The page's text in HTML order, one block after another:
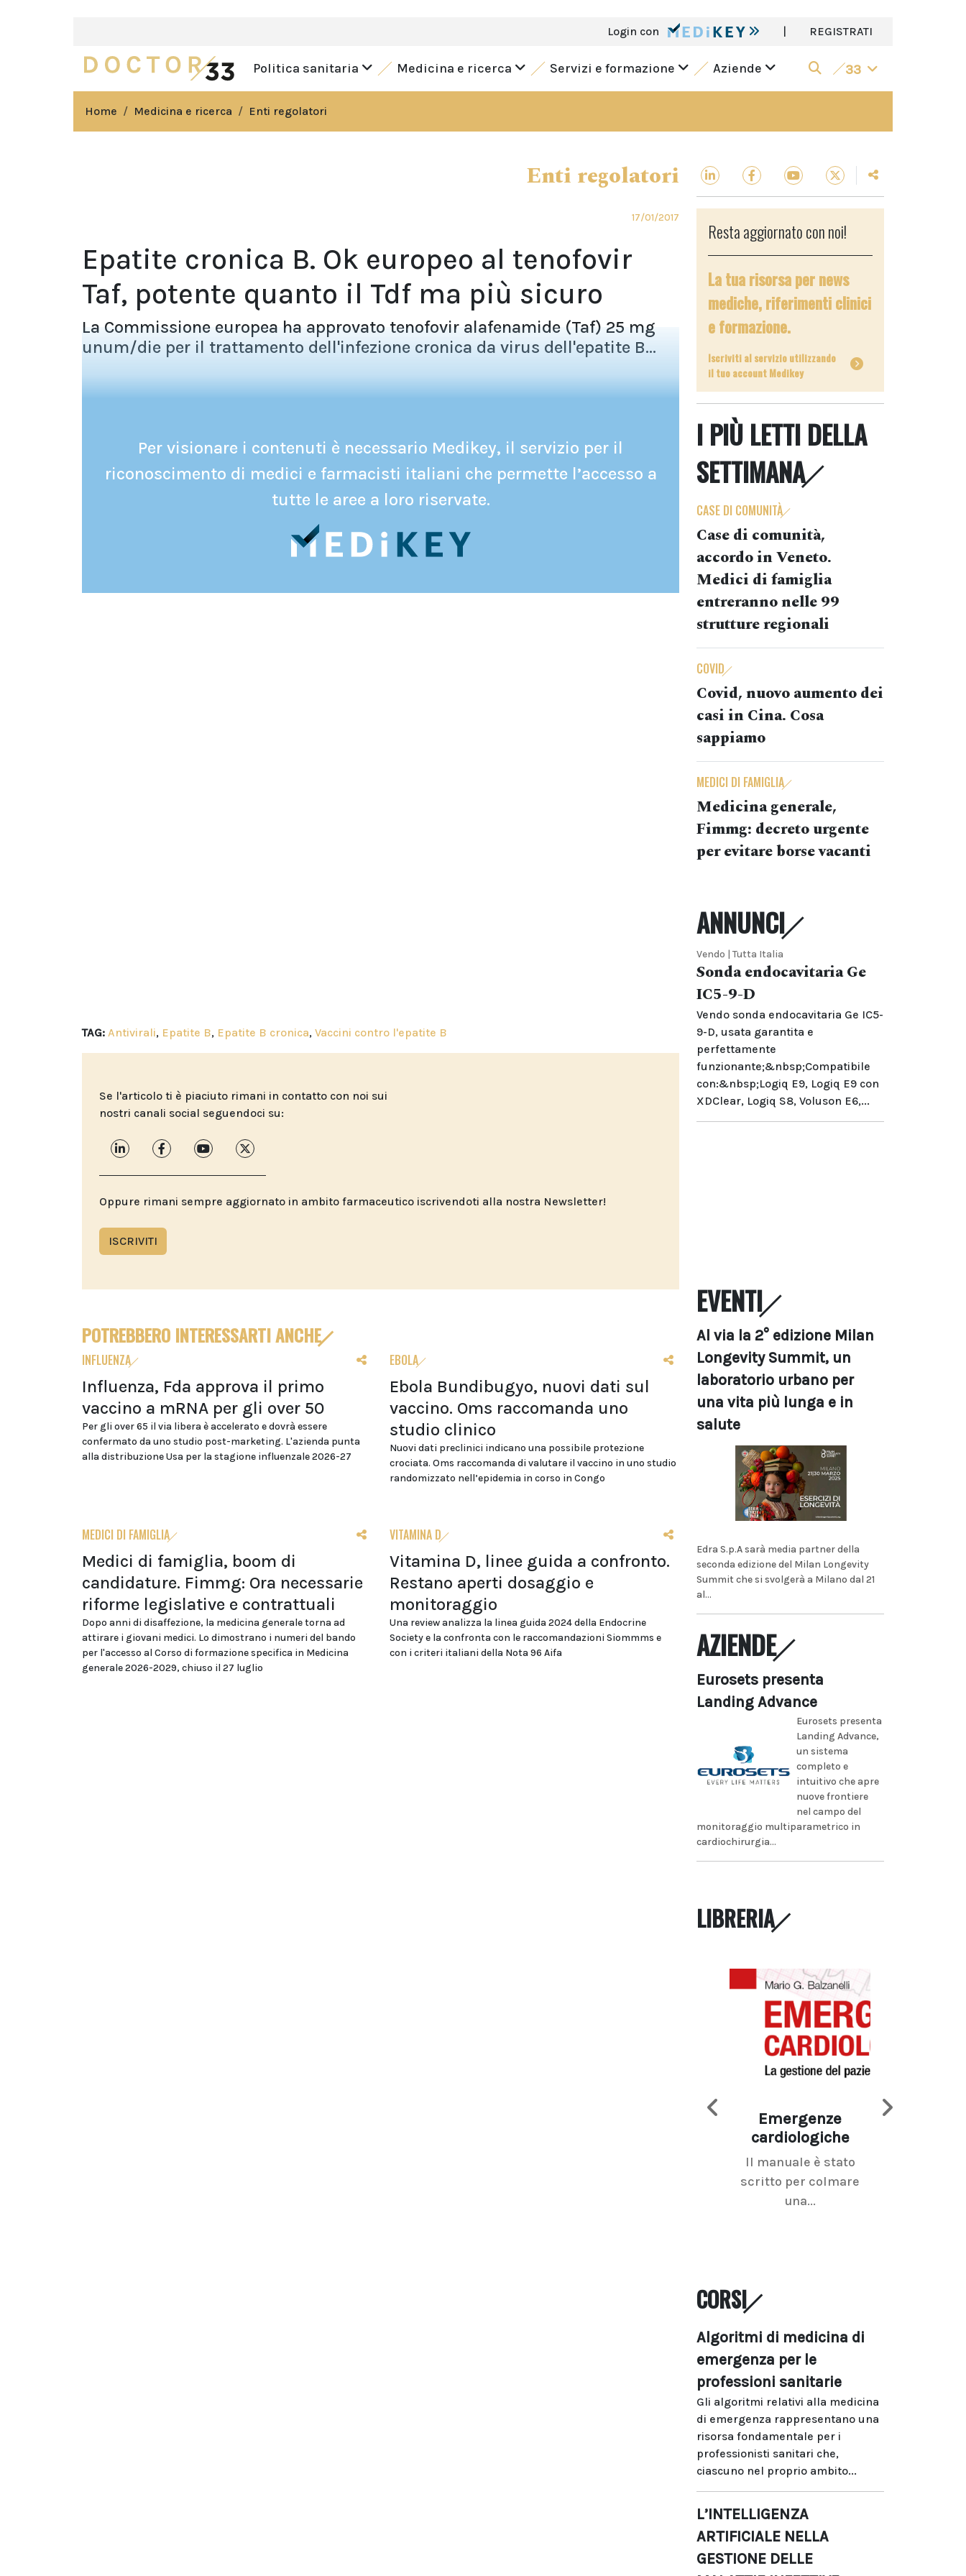
Login con | REGISTRATI
Politica sanitaria Medicina e ricerca Servizi e formazione Aziende 33
Home Medicina e ricerca Enti regolatori
Enti regolatori
17/01/2017
Epatite cronica B. Ok europeo al tenofovir
Taf, potente quanto il Tdf ma più sicuro
La Commissione europea ha approvato tenofovir alafenamide (Taf) 25 mg
unum/die per il trattamento dell'infezione cronica da virus dell'epatite B...
Per visionare i contenuti è necessario Medikey, il servizio per il
riconoscimento di medici e farmacisti italiani che permette l’accesso a
tutte le aree a loro riservate.
TAG: Antivirali, Epatite B, Epatite B cronica, Vaccini contro l'epatite B
Se l'articolo ti è piaciuto rimani in contatto con noi sui
nostri canali social seguendoci su:
Oppure rimani sempre aggiornato in ambito farmaceutico iscrivendoti alla nostra Newsletter!
ISCRIVITI
POTREBBERO INTERESSARTI ANCHE
INFLUENZA
Influenza, Fda approva il primo
vaccino a mRNA per gli over 50
Per gli over 65 il via libera è accelerato e dovrà essere
confermato da uno studio post-marketing. L'azienda punta
alla distribuzione Usa per la stagione influenzale 2026-27
EBOLA
Ebola Bundibugyo, nuovi dati sul
vaccino. Oms raccomanda uno
studio clinico
Nuovi dati preclinici indicano una possibile protezione
crociata. Oms raccomanda di valutare il vaccino in uno studio
randomizzato nell’epidemia in corso in Congo
MEDICI DI FAMIGLIA
Medici di famiglia, boom di
candidature. Fimmg: Ora necessarie
riforme legislative e contrattuali
Dopo anni di disaffezione, la medicina generale torna ad
attirare i giovani medici. Lo dimostrano i numeri del bando
per l'accesso al Corso di formazione specifica in Medicina
generale 2026-2029, chiuso il 27 luglio
VITAMINA D
Vitamina D, linee guida a confronto.
Restano aperti dosaggio e
monitoraggio
Una review analizza la linea guida 2024 della Endocrine
Society e la confronta con le raccomandazioni Siommms e
con i criteri italiani della Nota 96 Aifa
Resta aggiornato con noi!
La tua risorsa per news
mediche, riferimenti clinici
e formazione.
Iscriviti al servizio utilizzando
il tuo account Medikey
I PIÙ LETTI DELLA
SETTIMANA
CASE DI COMUNITÀ
Case di comunità,
accordo in Veneto.
Medici di famiglia
entreranno nelle 99
strutture regionali
COVID
Covid, nuovo aumento dei
casi in Cina. Cosa
sappiamo
MEDICI DI FAMIGLIA
Medicina generale,
Fimmg: decreto urgente
per evitare borse vacanti
ANNUNCI
Vendo | Tutta Italia
Sonda endocavitaria Ge
IC5-9-D
Vendo sonda endocavitaria Ge IC5-
9-D, usata garantita e
perfettamente
funzionante;&nbsp;Compatibile
con:&nbsp;Logiq E9, Logiq E9 con
XDClear, Logiq S8, Voluson E6,...
EVENTI
Al via la 2° edizione Milan
Longevity Summit, un
laboratorio urbano per
una vita più lunga e in
salute
Edra S.p.A sarà media partner della
seconda edizione del Milan Longevity
Summit che si svolgerà a Milano dal 21
al...
AZIENDE
Eurosets presenta
Landing Advance
Eurosets presenta
Landing Advance,
un sistema
completo e
intuitivo che apre
nuove frontiere
nel campo del
monitoraggio multiparametrico in
cardiochirurgia...
LIBRERIA
Emergenze
cardiologiche
Il manuale è stato
scritto per colmare
una...
CORSI
Algoritmi di medicina di
emergenza per le
professioni sanitarie
Gli algoritmi relativi alla medicina
di emergenza rappresentano una
risorsa fondamentale per i
professionisti sanitari che,
ciascuno nel proprio ambito...
L’INTELLIGENZA
ARTIFICIALE NELLA
GESTIONE DELLE